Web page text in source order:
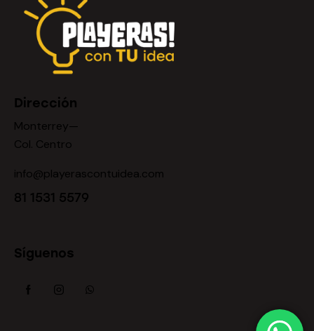
Dirección
Monterrey—
Col. Centro
info@playerascontuidea.com
81 1531 5579
Síguenos